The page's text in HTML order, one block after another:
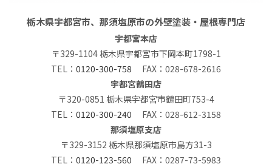
栃木県宇都宮市、那須塩原市の外壁塗装・屋根専門店
宇都宮本店
〒329-1104 栃木県宇都宮市下岡本町1798-1
TEL： 0120-300-758 FAX：028-678-2616
宇都宮鶴田店
〒320-0851 栃木県宇都宮市鶴田町753-4
TEL： 0120-300-240 FAX：028-612-3158
那須塩原支店
〒329-3152 栃木県那須塩原市島方31-3
TEL： 0120-123-560 FAX：0287-73-5983